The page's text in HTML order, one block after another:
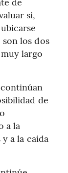
si,
son los dos
largo
de
a la
a la caída